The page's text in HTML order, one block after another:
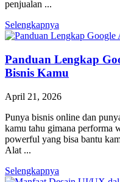
penjualan ...
Selengkapnya
Panduan Lengkap
Bisnis Kamu
April 21, 2026
Punya bisnis online dan
kamu tahu gimana performa
powerful yang bisa bantu
Alat ...
Selengkapnya